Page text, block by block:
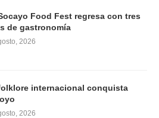
Food Fest regresa con tres
de gastronomía
2026
internacional conquista
2026